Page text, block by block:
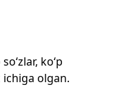
ko‘p
ichiga olgan.